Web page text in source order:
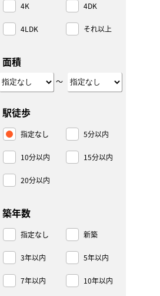
4K 4DK
4LDK それ以上
面積
～
駅徒歩
指定なし 5分以内
10分以内 15分以内
20分以内
築年数
指定なし 新築
3年以内 5年以内
7年以内 10年以内